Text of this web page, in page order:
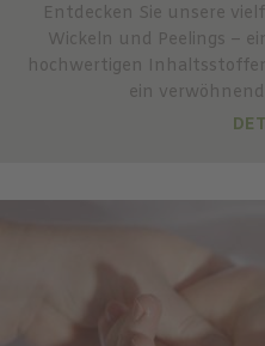
Entdecken Sie unsere
Wickeln und Peelings –
hochwertigen
ein